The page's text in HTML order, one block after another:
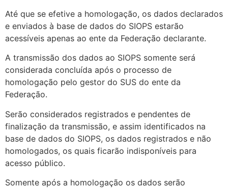
Até que se efetive a homologação, os dados declarados
e enviados à base de dados do SIOPS estarão
acessíveis apenas ao ente da Federação declarante.
A transmissão dos dados ao SIOPS somente será
considerada concluída após o processo de
homologação pelo gestor do SUS do ente da
Federação.
Serão considerados registrados e pendentes de
finalização da transmissão, e assim identificados na
base de dados do SIOPS, os dados registrados e não
homologados, os quais ficarão indisponíveis para
acesso público.
Somente após a homologação os dados serão